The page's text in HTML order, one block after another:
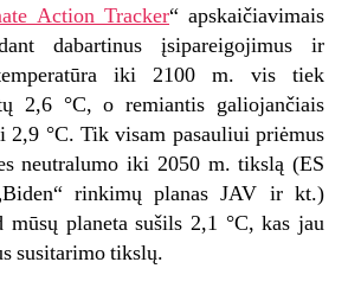
Action Tracker“ apskaičiavimais
dabartinus įsipareigojimus ir
iki 2100 m. vis tiek
2,6 °C, o remiantis galiojančiais
2,9 °C. Tik visam pasauliui priėmus
neutralumo iki 2050 m. tikslą (ES
rinkimų planas JAV ir kt.)
planeta sušils 2,1 °C, kas jau
susitarimo tikslų.